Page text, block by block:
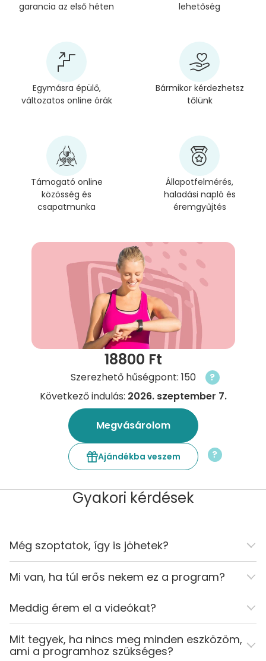
garancia az első héten
lehetőség
Egymásra épülő,
változatos online órák
Bármikor kérdezhetsz
tőlünk
Támogató online
közösség és
csapatmunka
Állapotfelmérés,
haladási napló és
éremgyűjtés
18800 Ft
Szerezhető hűségpont: 150
?
Következő indulás: 2026. szeptember 7.
Megvásárolom
Ajándékba veszem ?
Gyakori kérdések
Még szoptatok, így is jöhetek?
Mi van, ha túl erős nekem ez a program?
Meddig érem el a videókat?
Mit tegyek, ha nincs meg minden eszközöm,
ami a programhoz szükséges?